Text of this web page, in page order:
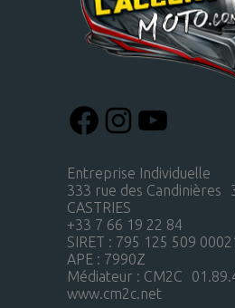
Entreprise Individuelle
333 rue des Candinières
CASTRIES
+33 7 66 19 22 84
SIRET : 795 125 509
APE : 7990Z
Médiateur : CM2C
www.cm2c.net